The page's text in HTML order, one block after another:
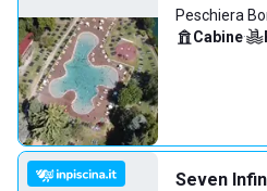
Peschiera
Cabine·
Seven